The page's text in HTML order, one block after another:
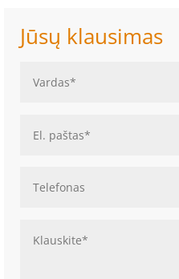
Jūsų klausimas